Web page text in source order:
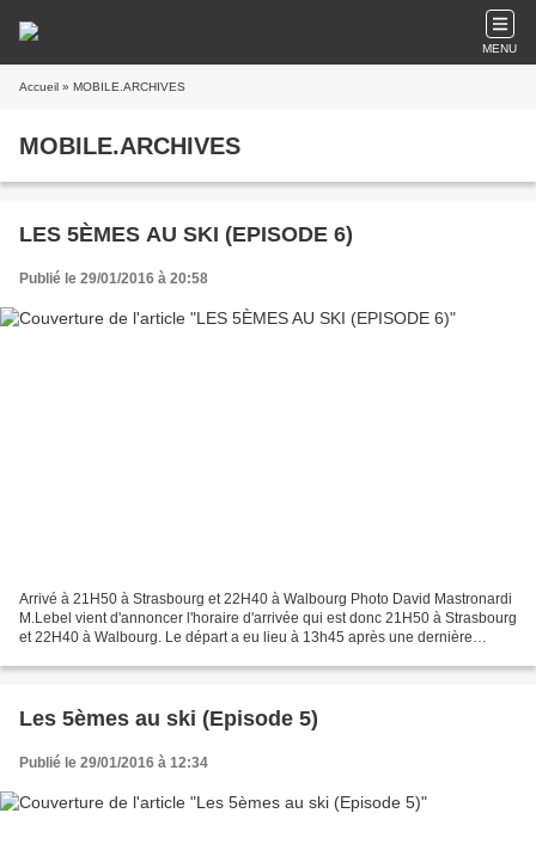
MENU
Accueil » MOBILE.ARCHIVES
MOBILE.ARCHIVES
LES 5ÈMES AU SKI (EPISODE 6)
Publié le 29/01/2016 à 20:58
Arrivé à 21H50 à Strasbourg et 22H40 à Walbourg Photo David Mastronardi
M.Lebel vient d'annoncer l'horaire d'arrivée qui est donc 21H50 à Strasbourg
et 22H40 à Walbourg. Le départ a eu lieu à 13h45 après une dernière
Les 5èmes au ski (Episode 5)
Publié le 29/01/2016 à 12:34